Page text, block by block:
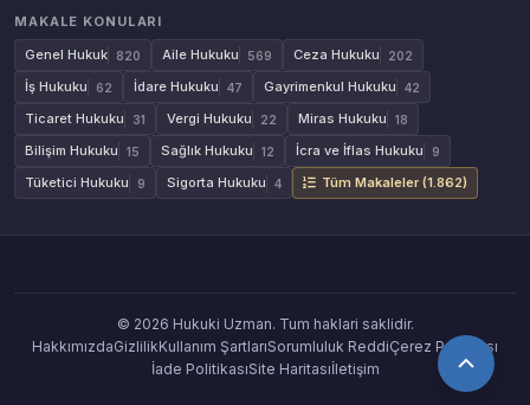
MAKALE KONULARI
Genel Hukuk
820 Aile Hukuku 569 Ceza Hukuku 202
İş Hukuku 62 İdare Hukuku 47 Gayrimenkul Hukuku 42
Ticaret Hukuku 31 Vergi Hukuku 22 Miras Hukuku 18
Bilişim Hukuku 15 Sağlık Hukuku 12 İcra ve İflas Hukuku 9
Tüketici Hukuku 9 Sigorta Hukuku 4 Tüm Makaleler (1.862)
© 2026 Hukuki Uzman. Tum haklari saklidir.
HakkımızdaGizlilikKullanım ŞartlarıSorumluluk ReddiÇerez Politikası
İade PolitikasıSite Haritasıİletişim